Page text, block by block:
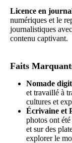
Licence en
numériques et le
journalistiques
contenu captivant.
Faits
Nomade
et travaillé à
cultures et
Écrivaine et
photos ont
et sur des
explorer le